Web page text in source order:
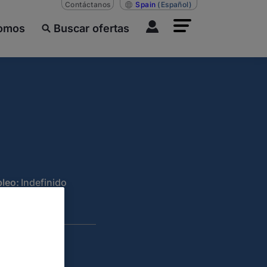
Buscar ofertas
Contáctanos Spain (Español)
Indefinido